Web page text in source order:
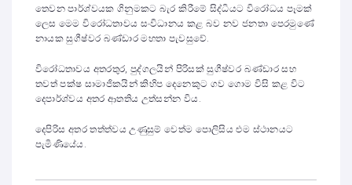
තෙවන පාර්ශ්වයක ගිනුමකට බැර කිරීමේ සිද්ධියට විරෝධය පෑමක්
ලෙස මෙම විරෝධතාවය සංවිධානය කළ බව නව ජනතා පෙරමුණේ
නායක සුගීෂ්වර බණ්ඩාර මහතා පැවසුවේ.
විරෝධතාවය අතරතුර, පුද්ගලයින් පිරිසක් සුගීෂ්වර බණ්ඩාර සහ
තවත් පක්ෂ සාමාජිකයින් කිහිප දෙනෙකුට ගව ගොම විසි කළ විට
දෙපාර්ශ්වය අතර ආතතිය උත්සන්න විය.
දෙපිරිස අතර තත්ත්වය උණුසුම් වෙත්ම පොලිසිය එම ස්ථානයට
පැමිණියේය.